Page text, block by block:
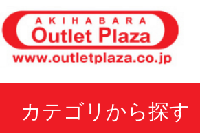
カテゴリから探す